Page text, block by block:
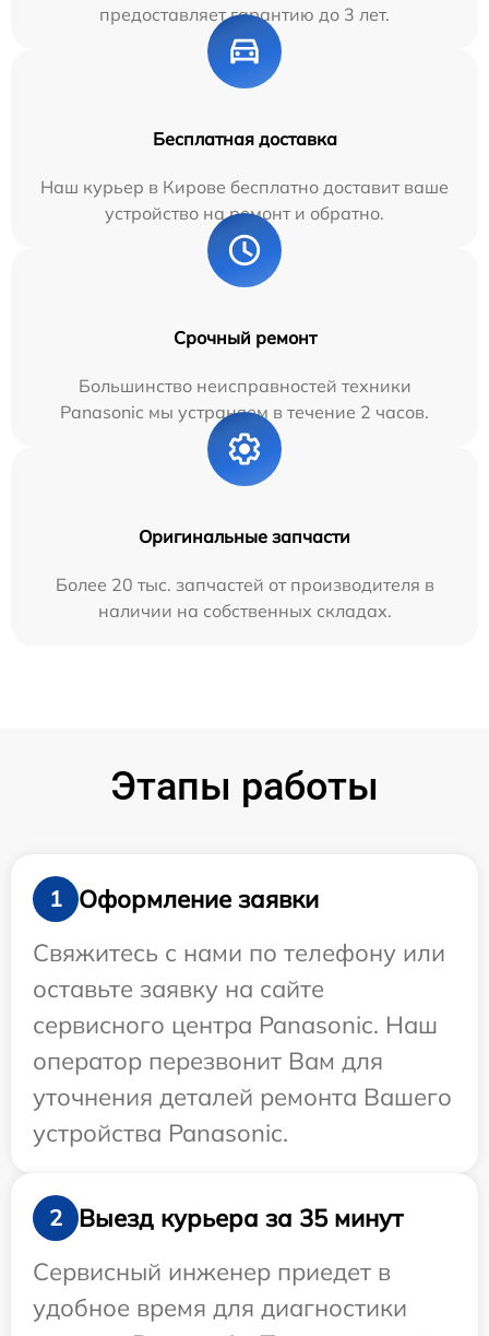
предоставляет гарантию до 3 лет.
Бесплатная доставка
Наш курьер в Кирове бесплатно доставит ваше
устройство на ремонт и обратно.
Срочный ремонт
Большинство неисправностей техники
Panasonic мы устраняем в течение 2 часов.
Оригинальные запчасти
Более 20 тыс. запчастей от производителя в
наличии на собственных складах.
Этапы работы
1
Оформление заявки
Свяжитесь с нами по телефону или
оставьте заявку на сайте
сервисного центра Panasonic. Наш
оператор перезвонит Вам для
уточнения деталей ремонта Вашего
устройства Panasonic.
2
Выезд курьера за 35 минут
Сервисный инженер приедет в
удобное время для диагностики